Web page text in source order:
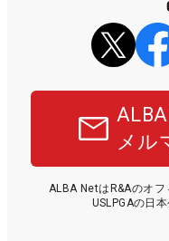
メル
ALBA NetはR&Aのオ
USLPGAの日